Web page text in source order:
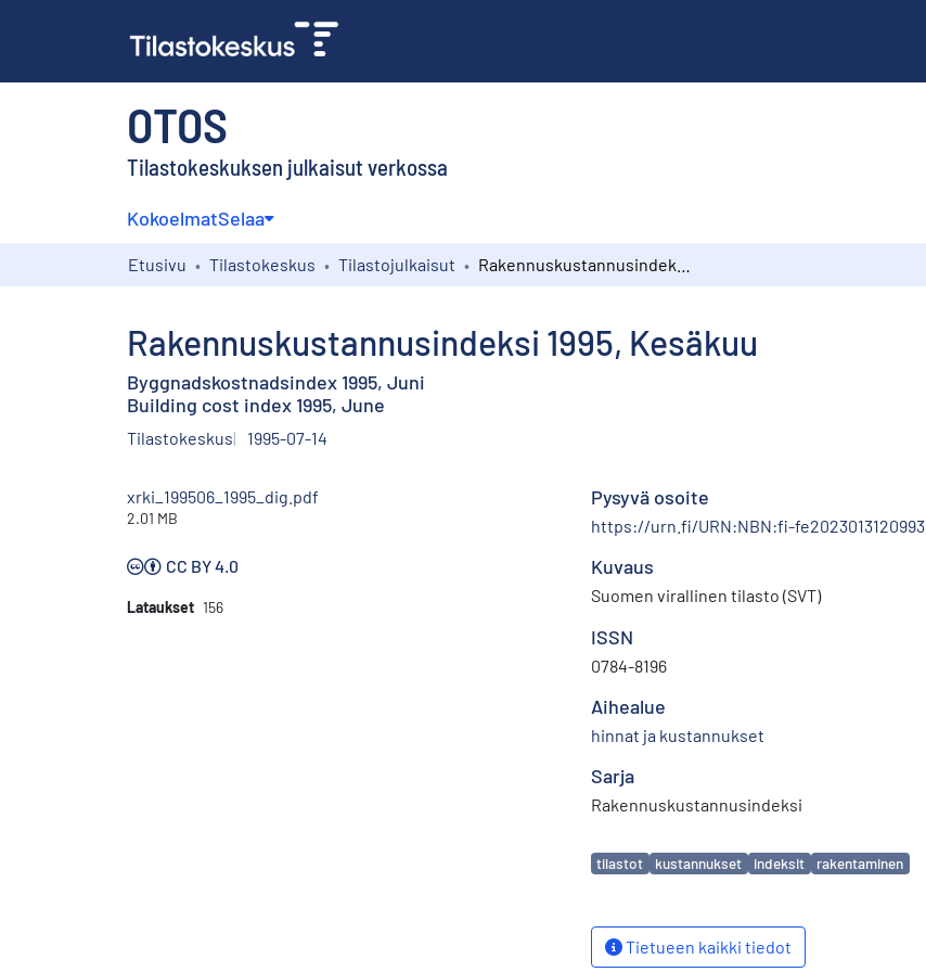
OTOS
Tilastokeskuksen julkaisut verkossa
KokoelmatSelaa
Etusivu Tilastokeskus Tilastojulkaisut
Rakennuskustannusindeksi 1995, Kesäkuu
Byggnadskostnadsindex 1995, Juni
Building cost index 1995, June
Tilastokeskus 1995-07-14
xrki_199506_1995_dig.pdf
2.01 MB
CC BY 4.0
Lataukset 156
Pysyvä osoite
https://urn.fi/URN:NBN:fi-fe2023013120993
Kuvaus
Suomen virallinen tilasto (SVT)
ISSN
0784-8196
Aihealue
hinnat ja kustannukset
Sarja
Rakennuskustannusindeksi
Avainsanat
tilastot kustannukset indeksit rakentaminen
Tietueen kaikki tiedot